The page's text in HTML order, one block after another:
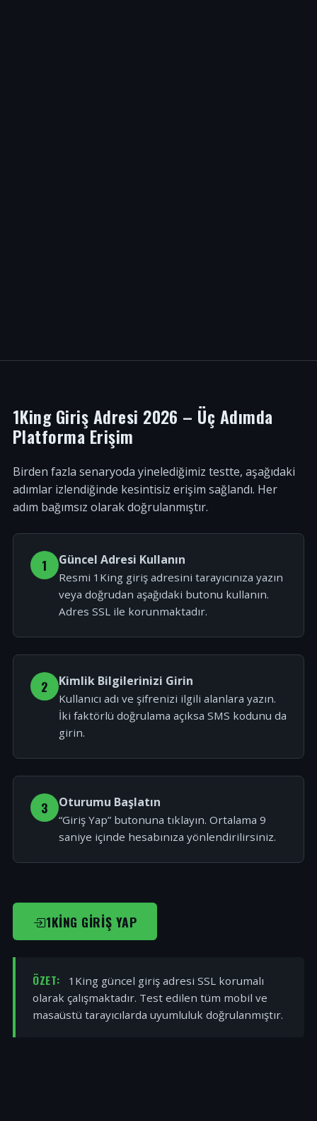
1King Giriş Adresi 2026 – Üç Adımda
Platforma Erişim
Birden fazla senaryoda yinelediğimiz testte, aşağıdaki
adımlar izlendiğinde kesintisiz erişim sağlandı. Her
adım bağımsız olarak doğrulanmıştır.
1 Güncel Adresi Kullanın
Resmi 1King giriş adresini tarayıcınıza yazın
veya doğrudan aşağıdaki butonu kullanın.
Adres SSL ile korunmaktadır.
2 Kimlik Bilgilerinizi Girin
Kullanıcı adı ve şifrenizi ilgili alanlara yazın.
İki faktörlü doğrulama açıksa SMS kodunu da
girin.
3 Oturumu Başlatın
“Giriş Yap” butonuna tıklayın. Ortalama 9
saniye içinde hesabınıza yönlendirilirsiniz.
1KING GIRIŞ YAP
ÖZET:
1King güncel giriş adresi SSL korumalı
olarak çalışmaktadır. Test edilen tüm mobil ve
masaüstü tarayıcılarda uyumluluk doğrulanmıştır.